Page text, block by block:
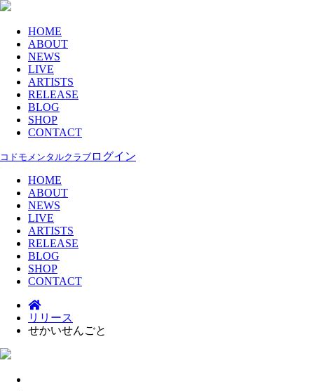
HOME
ABOUT
NEWS
LIVE
ARTISTS
RELEASE
BLOG
SHOP
CONTACT
コドモメンタルクラブ ログイン
HOME
ABOUT
NEWS
LIVE
ARTISTS
RELEASE
BLOG
SHOP
CONTACT
リリース
せかいせんごと